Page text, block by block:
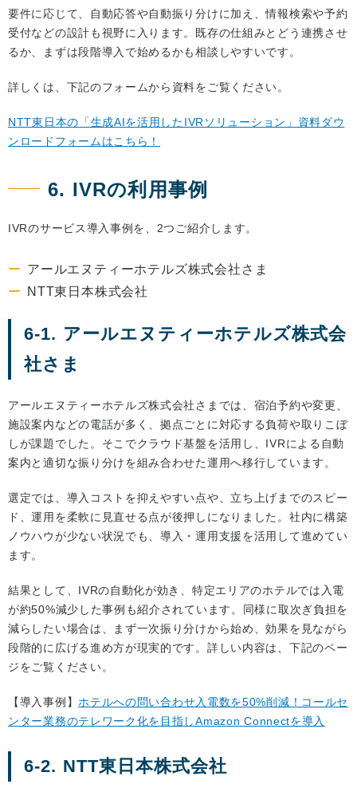
要件に応じて、自動応答や自動振り分けに加え、情報検索や予約
受付などの設計も視野に入ります。既存の仕組みとどう連携させ
るか、まずは段階導入で始めるかも相談しやすいです。
詳しくは、下記のフォームから資料をご覧ください。
NTT東日本の「生成AIを活用したIVRソリューション」資料ダウ
ンロードフォームはこちら！
6. IVRの利用事例
IVRのサービス導入事例を、2つご紹介します。
アールエヌティーホテルズ株式会社さま
NTT東日本株式会社
6-1. アールエヌティーホテルズ株式会
社さま
アールエヌティーホテルズ株式会社さまでは、宿泊予約や変更、
施設案内などの電話が多く、拠点ごとに対応する負荷や取りこぼ
しが課題でした。そこでクラウド基盤を活用し、IVRによる自動
案内と適切な振り分けを組み合わせた運用へ移行しています。
選定では、導入コストを抑えやすい点や、立ち上げまでのスピー
ド、運用を柔軟に見直せる点が後押しになりました。社内に構築
ノウハウが少ない状況でも、導入・運用支援を活用して進めてい
ます。
結果として、IVRの自動化が効き、特定エリアのホテルでは入電
が約50%減少した事例も紹介されています。同様に取次ぎ負担を
減らしたい場合は、まず一次振り分けから始め、効果を見ながら
段階的に広げる進め方が現実的です。詳しい内容は、下記のペー
ジをご覧ください。
【導入事例】 ホテルへの問い合わせ入電数を50%削減！コールセ
ンター業務のテレワーク化を目指しAmazon Connectを導入
6-2. NTT東日本株式会社